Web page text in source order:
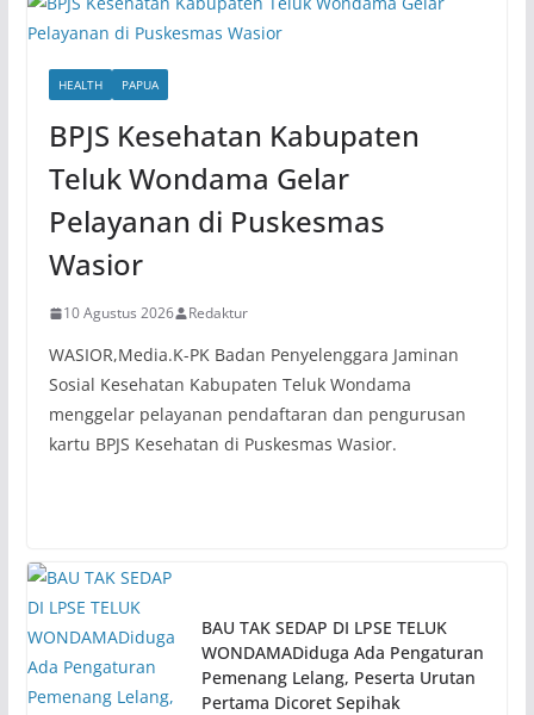
HEALTH PAPUA
BPJS Kesehatan Kabupaten
Teluk Wondama Gelar
Pelayanan di Puskesmas
Wasior
10 Agustus 2026 Redaktur
WASIOR,Media.K-PK Badan Penyelenggara Jaminan
Sosial Kesehatan Kabupaten Teluk Wondama
menggelar pelayanan pendaftaran dan pengurusan
kartu BPJS Kesehatan di Puskesmas Wasior.
BAU TAK SEDAP DI LPSE TELUK
WONDAMADiduga Ada Pengaturan
Pemenang Lelang, Peserta Urutan
Pertama Dicoret Sepihak